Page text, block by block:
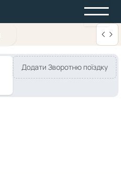
Додати Зворотню поїздку